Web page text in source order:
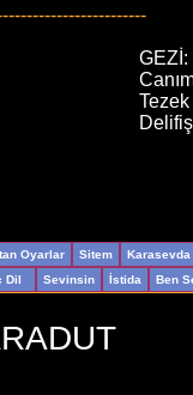
GEZİ:
Oyarlar Sitem
Karasevda
Dil Sevinsin İstida Ben